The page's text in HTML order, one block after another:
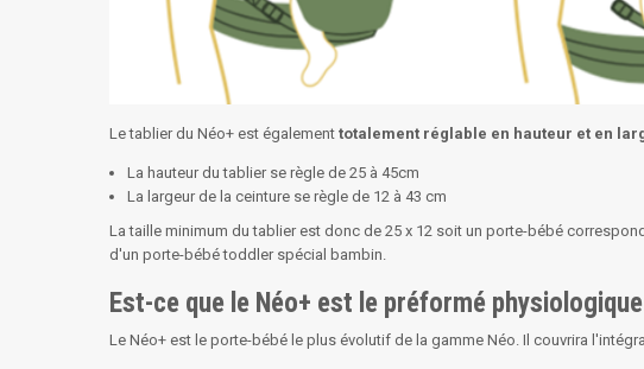
Le tablier du Néo+ est également totalement réglable en hauteur et en
La hauteur du tablier se règle de 25 à 45cm
La largeur de la ceinture se règle de 12 à 43 cm
La taille minimum du tablier est donc de 25 x 12 soit un porte-bébé
d'un porte-bébé toddler spécial bambin.
Est-ce que le Néo+ est le préformé
Le Néo+ est le porte-bébé le plus évolutif de la gamme Néo. Il couvrira